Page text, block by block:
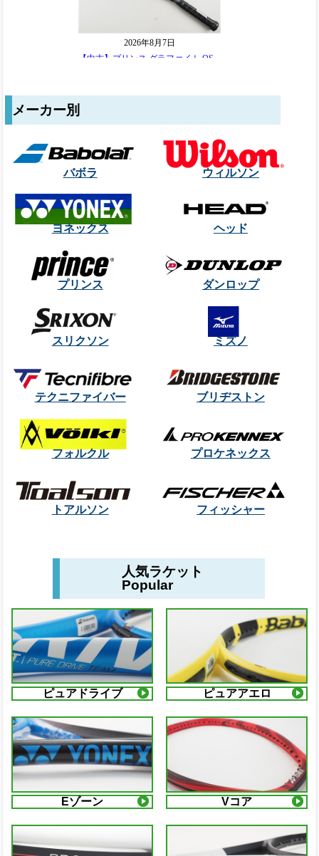
メーカー別
バボラ ウィルソン
ヨネックス ヘッド
プリンス ダンロップ
スリクソン ミズノ
テクニファイバー ブリヂストン
フォルクル プロケネックス
トアルソン フィッシャー
人気ラケット
Popular
ピュアドライブ ピュアアエロ
Eゾーン Vコア